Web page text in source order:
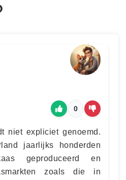
0
niet expliciet genoemd.
jaarlijks honderden
geproduceerd en
zoals die in